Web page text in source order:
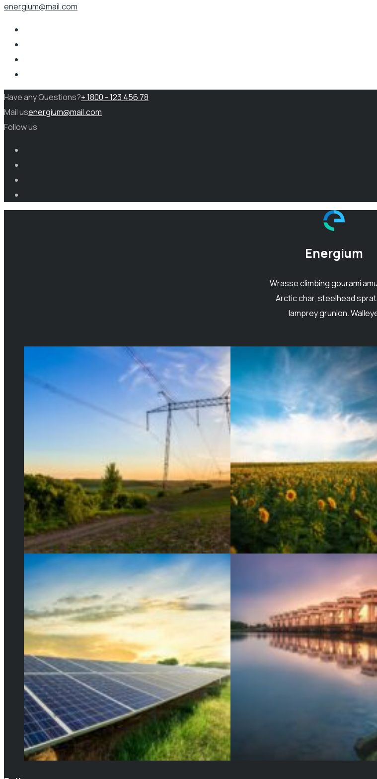
energium@mail.com
Have any Questions?+ 1800 - 123 456 78
Mail usenergium@mail.com
Follow us
Energium
Wrasse climbing gourami
Arctic char, steelhead
lamprey grunion.